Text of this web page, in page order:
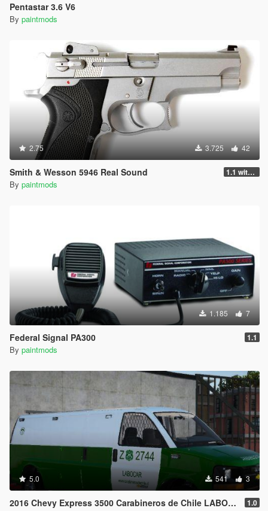
Pentastar 3.6 V6
By paintmods
2.75 3.725 42
Smith & Wesson 5946 Real Sound 1.1 with AWC
By paintmods
1.185 7
Federal Signal PA300 1.1
By paintmods
5.0 541 3
2016 Chevy Express 3500 Carabineros de Chile LABOCAR (Coroner/ADD-ON) 1.0